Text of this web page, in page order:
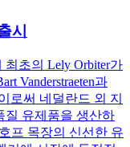
시
최초의 Lely Orbiter가
Vanderstraeten과
로써 네덜란드 외 지
질 유제품을 생산하
프 목장의 신선한 유